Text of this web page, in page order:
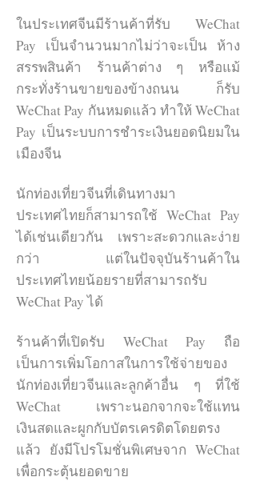
นิยมอย่างมาก นอกจากการเพิ่มเพื่อน
ด้วยวิธีนี้แล้ว WeChat ยังสามารถใช้
สแกนคิวอาร์โค้ดเพื่อชำระเงินและ
ติดตาม WeChat OA ได้อีกด้วย
นอกจากการสแกนคิวอาร์โค้ดผู้ขายยัง
สามารถค้นหาเพื่อนด้วย WeChat ID
สามารถเปลี่ยนได้) หรือสามารถใช้
เบอร์ QQ เพื่อค้นหาได้อีกด้วย
ช่องทางการเพิ่มเพื่อน ที่นิยมใช้ใน
กิจกรรมหรือห้องประชุมที่มีคนจำนวน
มากอยู่ด้วยกันก็สามารถทำได้โดย
และเมื่อคนอื่นๆพิมพ์รหัสเดียวกันก็จะ
ดึงเข้ามาในกลุ่มได้
อีกวิธีที่นิยมใช้กันก็คือการค้นหาเพื่อน
ระยะใกล้ Friend Radar ซึ่ง เป็นฟังก์ชั่น
ค้นหาเพื่อนที่ บริเวณใกล้เคียงและ
กำลังเปิด Friend Radar เช่นเดียวกัน
ในประเทศจีนมีร้านค้าที่รับ WeChat
Pay เป็นจำนวนมากไม่ว่าจะเป็น ห้าง
สรรพสินค้า ร้านค้าต่าง ๆ หรือแม้
กระทั่งร้านขายของข้างถนน ก็รับ
WeChat Pay กันหมดแล้ว ทำให้ WeChat
Pay เป็นระบบการชำระเงินยอดนิยมใน
เมืองจีน
นักท่องเที่ยวจีนที่เดินทางมา
ประเทศไทยก็สามารถใช้ WeChat Pay
ได้เช่นเดียวกัน เพราะสะดวกและง่าย
กว่า แต่ในปัจจุบันร้านค้าใน
ประเทศไทยน้อยรายที่สามารถรับ
WeChat Pay ได้
ร้านค้าที่เปิดรับ WeChat Pay ถือ
เป็นการเพิ่มโอกาสในการใช้จ่ายของ
นักท่องเที่ยวจีนและลูกค้าอื่น ๆ ที่ใช้
WeChat เพราะนอกจากจะใช้แทน
เงินสดและผูกกับบัตรเครดิตโดยตรง
แล้ว ยังมีโปรโมชั่นพิเศษจาก WeChat
เพื่อกระตุ้นยอดขาย